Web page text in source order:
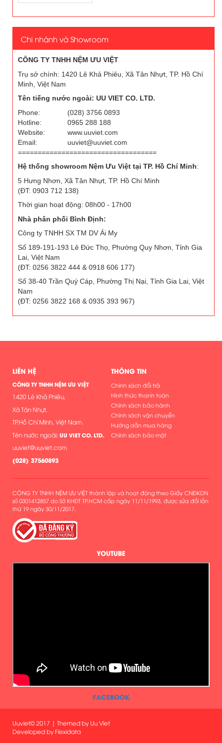
Chi nhánh và Showroom
CÔNG TY TNHH NỆM ƯU VIỆT
Trụ sở chính: 1420 Lê Khả Phiêu, Xã Tân Nhựt, TP. Hồ Chí
Minh, Việt Nam
Tên tiếng nước ngoài: UU VIET CO. LTD.
Phone:
(028) 3756 0893
Hotline:
0965 288 188
Website:
www.uuviet.com
Email:
uuviet@uuviet.com
===================================
Hệ thống showroom Nệm Ưu Việt tại TP. Hồ Chí Minh:
5 Hưng Nhơn, Xã Tân Nhựt, TP. Hồ Chí Minh
(ĐT: 0903 712 138)
Thời gian hoạt động: 08h00 - 17h00
Nhà phân phối Bình Định:
Công ty TNHH SX TM DV Ái My
Số 189-191-193 Lê Đức Thọ, Phường Quy Nhơn, Tỉnh Gia
Lai, Việt Nam
(ĐT: 0256 3822 444 & 0918 606 177)
Số 38-40 Trần Quý Cáp, Phường Thị Nại, Tỉnh Gia Lai, Việt
Nam
(ĐT: 0256 3822 168 & 0935 393 967)
LIÊN HỆ
CÔNG TY TNHH NỆM ƯU VIỆT
1420 Lê Khả Phiêu,
Xã Tân Nhựt,
TP.Hồ Chí Minh, Việt Nam.
Tên nước ngoài: UU VIET CO. LTD.
uuviet@uuviet.com
(028) 37560893
THÔNG TIN
Chính sách đổi trả
Hình thức thanh toán
Chính sách bảo hành
Chính sách vận chuyển
Hướng dẫn mua hàng
Chính sách bảo mật
CÔNG TY TNHH NỆM ƯU VIỆT thành lập và hoạt động theo Giấy CNĐKDN
số 0301412857 do Sở KHĐT TP.HCM cấp ngày 11/11/1993, được sửa đổi lần
thứ 19 ngày 30/11/2017.
YOUTUBE
FACEBOOK
Uuviet© 2017 | Themed by Uu Viet
Developed byFlexidata